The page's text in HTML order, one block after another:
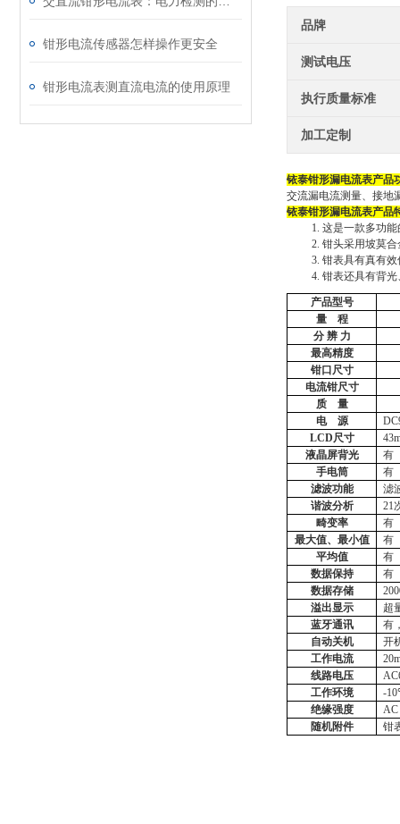
钳形电流传感器怎样操作更安全
钳形电流表测直流电流的使用原理
品牌
测试电压
执行质量标准
加工定制
铱泰钳形漏电流表产品
交流漏电流测量、接地
铱泰钳形漏电流表产品
1. 这是一款多功
2. 钳头采用坡莫合
3. 钳表具有真有
4. 钳表还具有背
产品型号
量
程
分 辨 力
最高精度
钳口尺寸
电流钳尺寸
质
量
电
源 DC
LCD尺寸
液晶屏背光
有
手电筒
有
滤波功能
滤
谐波分析
21
畸变率
有
最大值、最小值
有
平均值
有
数据保持
有
数据存储
溢出显示
超
蓝牙通讯
有
自动关机
开
工作电流
2
线路电压
工作环境
-
绝缘强度
AC
随机附件
钳